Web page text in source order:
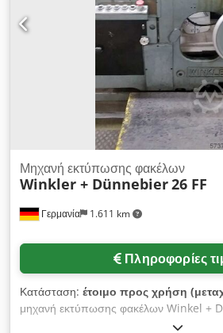
Γερμανία 1.611 km
Μηχανή εκτύπωσης φακέλων
Winkler + Dünnebier26 FF
Πληροφορίες
Κατάσταση: έτοιμο προς χρήση
μηχανή εκτύπωσης φακέλων Winkel +
δυνατή η επιτόπια επιθεώρηση.